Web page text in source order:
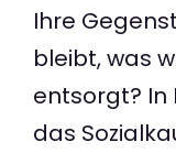
Ihre
bleibt, was
entsorgt? In
das